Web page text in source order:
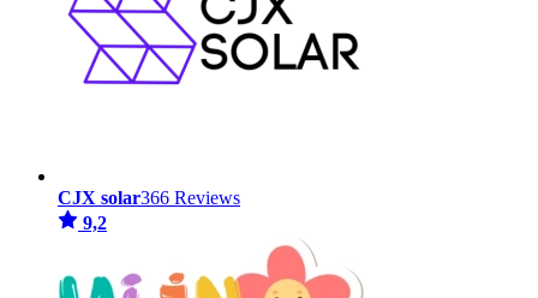
CJX solar366 Reviews
9,2